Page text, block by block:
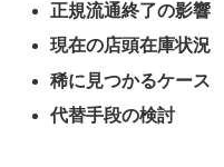
正規流通終了の影響
現在の店頭在庫状況
稀に見つかるケース
代替手段の検討